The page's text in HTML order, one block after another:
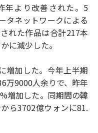
年より改善された。5
タネットワークによる
れた作品は合計217本
に減少した。
増加した。今年上半期
万9000人余りで、昨年
増加した。同期間の韓
ら3702億ウォンに81.